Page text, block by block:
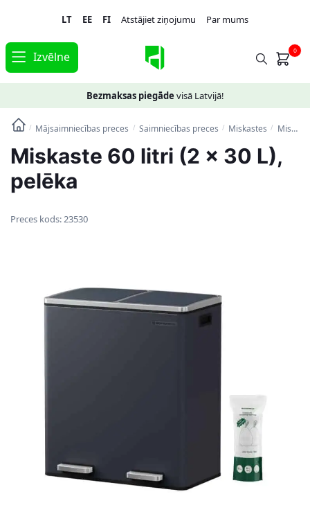
navigation
content
LT EE FI Atstājiet ziņojumu Par mums
Izvēlne 0
Bezmaksas piegāde visā Latvijā!
/ Mājsaimniecības preces / Saimniecības preces / Miskastes / Miskaste 60 litri (2 x 30 L), pelēka
Miskaste 60 litri (2 x 30 L),
pelēka
Preces kods:23530